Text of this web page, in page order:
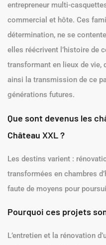
entrepreneur multi-
commercial et hôte. Ces
détermination, ne se
elles réécrivent l’histoire de
transformant en lieux de vie,
ainsi la transmission de ce
générations futures.
Que sont devenus les
Château XXL ?
Les destins varient :
transformées en chambres
faute de moyens pour
Pourquoi ces projets
L’entretien et la rénovation